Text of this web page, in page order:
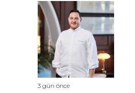
3 gün önce